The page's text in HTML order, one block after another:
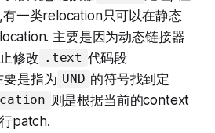
有一类relocation只可以在静态
主要是因为动态链接器
修改 .text 代码段
是指为 UND 的符号找到定
则是根据当前的context
patch.